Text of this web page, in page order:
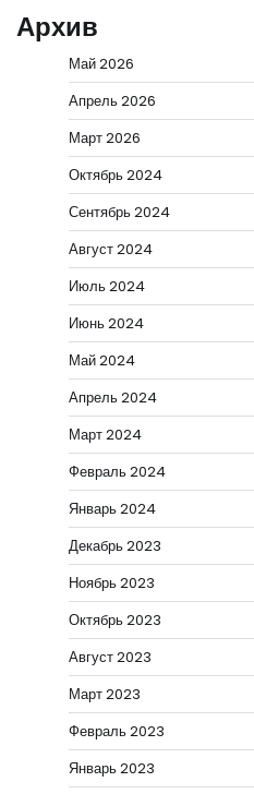
Архив
Май 2026
Апрель 2026
Март 2026
Октябрь 2024
Сентябрь 2024
Август 2024
Июль 2024
Июнь 2024
Май 2024
Апрель 2024
Март 2024
Февраль 2024
Январь 2024
Декабрь 2023
Ноябрь 2023
Октябрь 2023
Август 2023
Март 2023
Февраль 2023
Январь 2023